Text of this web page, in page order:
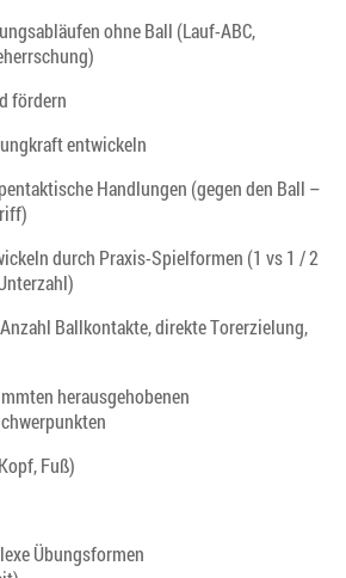
ohne Ball (Lauf-ABC,
fördern
entwickeln
Handlungen (gegen den Ball –
durch Praxis-Spielformen (1 vs 1 / 2
Ballkontakte, direkte Torerzielung,
herausgehobenen
Fuß)
Übungsformen